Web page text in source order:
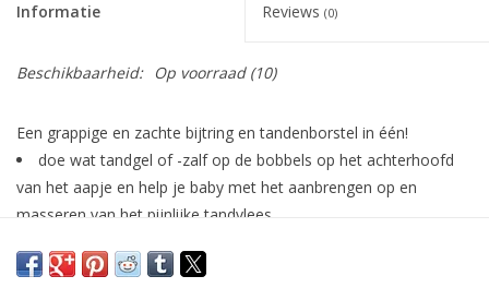
Informatie Reviews (0)
Beschikbaarheid: Op voorraad(10)
Een grappige en zachte bijtring en tandenborstel in één!
doe wat tandgel of -zalf op de bobbels op het achterhoofd
van het aapje en help je baby met het aanbrengen op en
masseren van het pijnlijke tandvlees.
een hygiënische manier om tandgels aan te brengen.